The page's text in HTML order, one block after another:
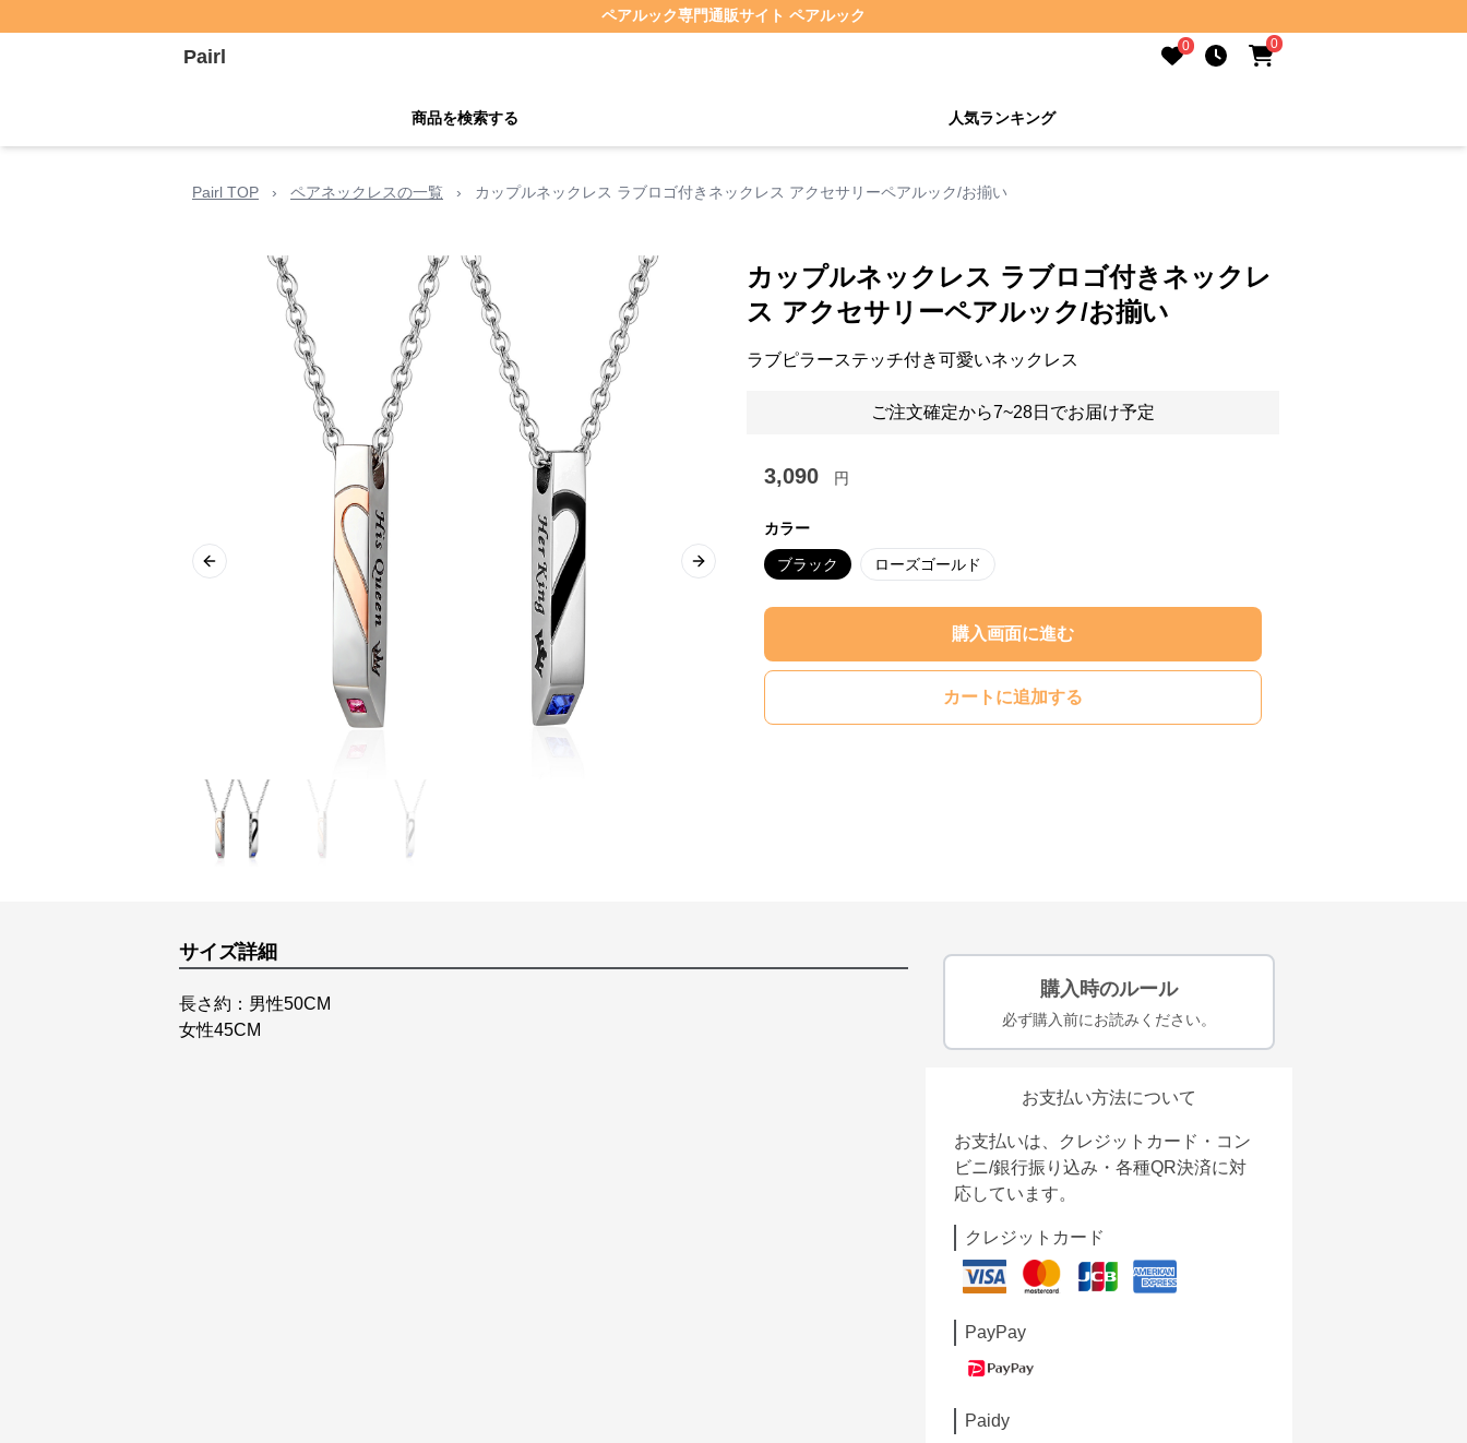
ペアルック専門通販サイト ペアルック
Pairl 0 0
商品を検索する 人気ランキング
Pairl TOP › ペアネックレスの一覧 › カップルネックレス ラブロゴ付きネックレス アクセサリーペアルック/お揃い
Previous slide Next slide
カップルネックレス ラブロゴ付きネックレ
ス アクセサリーペアルック/お揃い
ラブピラーステッチ付き可愛いネックレス
ご注文確定から7~28日でお届け予定
3,090 円
カラー
ブラック ローズゴールド
購入画面に進む
カートに追加する
サイズ詳細
長さ約：男性50CM
女性45CM
購入時のルール
必ず購入前にお読みください。
お支払い方法について
お支払いは、クレジットカード・コン
ビニ/銀行振り込み・各種QR決済に対
応しています。
クレジットカード
PayPay
Paidy